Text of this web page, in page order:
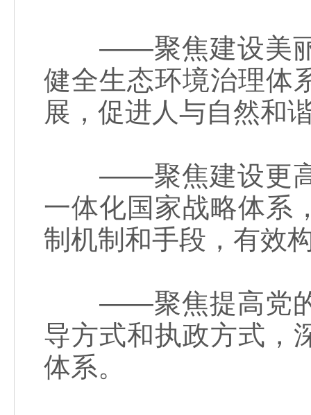
——聚焦建设美丽
健全生态环境治理体
展，促进人与自然和
——聚焦建设更高
一体化国家战略体系
制机制和手段，有效
——聚焦提高党的
导方式和执政方式，
体系。